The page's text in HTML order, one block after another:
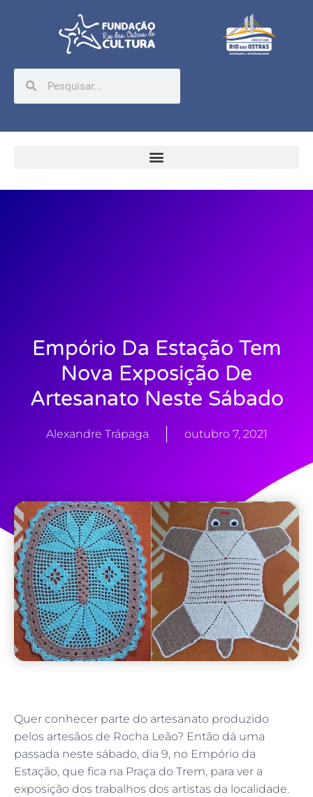
Empório Da Estação Tem
Nova Exposição De
Artesanato Neste Sábado
Alexandre Trápaga outubro 7, 2021
Quer conhecer parte do artesanato produzido
pelos artesãos de Rocha Leão? Então dá uma
passada neste sábado, dia 9, no Empório da
Estação, que fica na Praça do Trem, para ver a
exposição dos trabalhos dos artistas da localidade.